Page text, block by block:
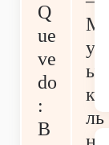
Q
ue
ve
do
:
B
М
уз
ы
ка
ль